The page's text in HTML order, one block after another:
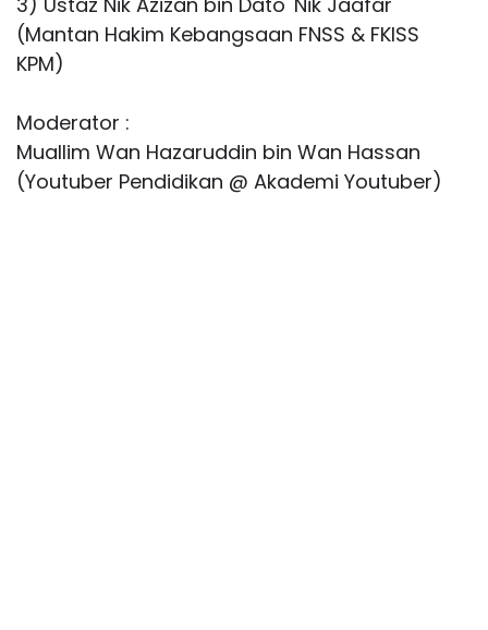
(Mantan Hakim Kebangsaan FNSS & FKISS
KPM)
Moderator :
Muallim Wan Hazaruddin bin Wan Hassan
(Youtuber Pendidikan @ Akademi Youtuber)